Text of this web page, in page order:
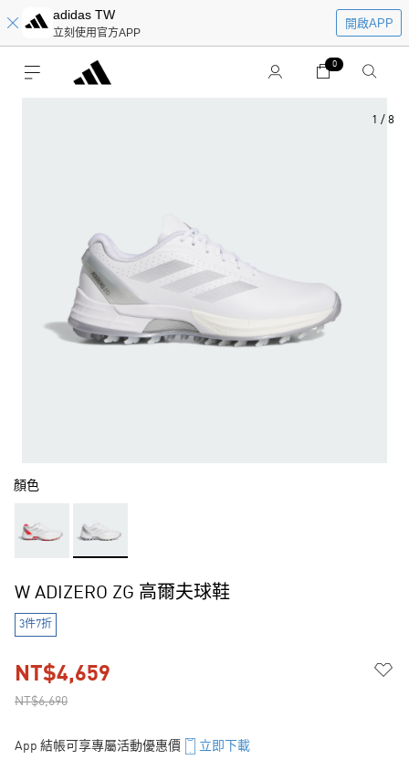
adidas TW
立刻使用官方APP
開啟APP
0
1 / 8
顏色
W ADIZERO ZG 高爾夫球鞋
3件7折
NT$6,690
NT$4,659
App 結帳可享專屬活動優惠價 立即下載